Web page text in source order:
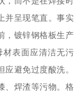
并呈现笔直。事实
，镀锌钢格板生产
表面应清洁无污
避免过度酸洗。
、焊渣等污物。格